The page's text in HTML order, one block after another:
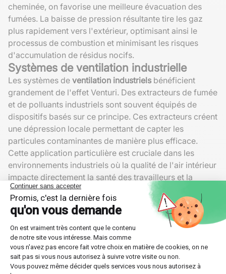
cheminée, on favorise une meilleure évacuation des
fumées. La baisse de pression résultante tire les gaz
plus rapidement vers l'extérieur, optimisant ainsi le
processus de combustion et minimisant les risques
d'accumulation de résidus nocifs.
Systèmes de ventilation industrielle
Les systèmes de ventilation industriels bénéficient
grandement de l'effet Venturi. Des extracteurs de fumée
et de polluants industriels sont souvent équipés de
dispositifs basés sur ce principe. Ces extracteurs créent
une dépression locale permettant de capter les
particules contaminantes de manière plus efficace.
Cette application particulière est cruciale dans les
environnements industriels où la qualité de l'air intérieur
impacte directement la santé des travailleurs et la
productivité générale.
Autres usages notables de l'effet
Venturi
Médical et soins de santé
L'effet Venturi trouve également sa place dans le
secteur médical. Lesventilateurs médicaux,
particulièrement ceux utilisés en soins intensifs,